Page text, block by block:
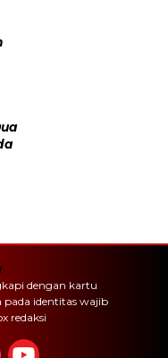
dengan kartu
identitas wajib
redaksi